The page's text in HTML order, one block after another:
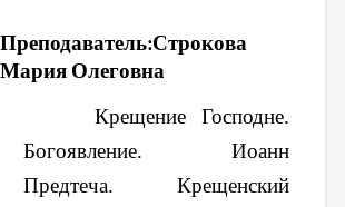
Преподаватель:Строкова
Мария Олеговна
Крещение Господне.
Богоявление. Иоанн
Предтеча. Крещенский